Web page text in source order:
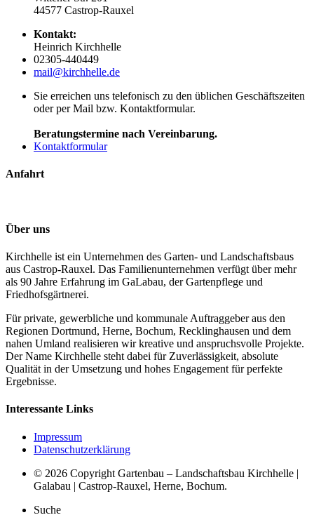
44577 Castrop-Rauxel
Kontakt:
Heinrich Kirchhelle
02305-440449
mail@kirchhelle.de
Sie erreichen uns telefonisch zu den üblichen Geschäftszeiten
oder per Mail bzw. Kontaktformular.
Beratungstermine nach Vereinbarung.
Kontaktformular
Anfahrt
Über uns
Kirchhelle ist ein Unternehmen des Garten- und Landschaftsbaus
aus Castrop-Rauxel. Das Familienunternehmen verfügt über mehr
als 90 Jahre Erfahrung im GaLabau, der Gartenpflege und
Friedhofsgärtnerei.
Für private, gewerbliche und kommunale Auftraggeber aus den
Regionen Dortmund, Herne, Bochum, Recklinghausen und dem
nahen Umland realisieren wir kreative und anspruchsvolle Projekte.
Der Name Kirchhelle steht dabei für Zuverlässigkeit, absolute
Qualität in der Umsetzung und hohes Engagement für perfekte
Ergebnisse.
Interessante Links
Impressum
Datenschutzerklärung
© 2026 Copyright Gartenbau – Landschaftsbau Kirchhelle |
Galabau | Castrop-Rauxel, Herne, Bochum.
Suche